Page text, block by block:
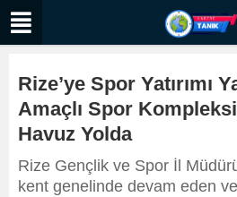
Rize’ye Spor Yatırımı
Amaçlı Spor
Havuz Yolda
Rize Gençlik ve Spor İl
kent genelinde devam eden